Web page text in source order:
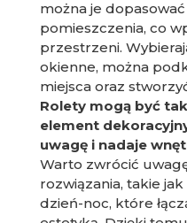
można je
pomieszczenia, co
przestrzeni.
okienne, można
miejsca oraz
Rolety mogą być
element
uwagę i nadaje
Warto zwrócić
rozwiązania, takie jak
dzień-noc, które